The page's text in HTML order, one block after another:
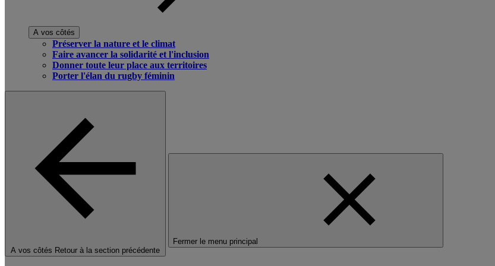
A vos côtés
Préserver la nature et le climat
Faire avancer la solidarité et l'inclusion
Donner toute leur place aux territoires
Porter l'élan du rugby féminin
A vos côtés Retour à la section précédente
Fermer le menu principal